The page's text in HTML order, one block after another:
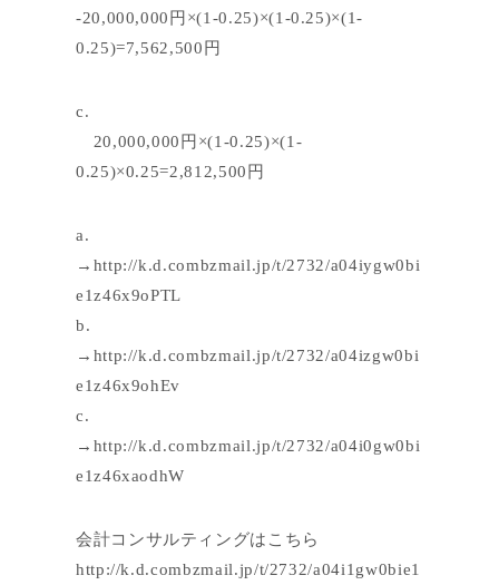
-20,000,000円×(1-0.25)×(1-0.25)×(1-
0.25)=7,562,500円
c.
20,000,000円×(1-0.25)×(1-
0.25)×0.25=2,812,500円
a.
→http://k.d.combzmail.jp/t/2732/a04iygw0bi
e1z46x9oPTL
b.
→http://k.d.combzmail.jp/t/2732/a04izgw0bi
e1z46x9ohEv
c.
→http://k.d.combzmail.jp/t/2732/a04i0gw0bi
e1z46xaodhW
会計コンサルティングはこちら
http://k.d.combzmail.jp/t/2732/a04i1gw0bie1